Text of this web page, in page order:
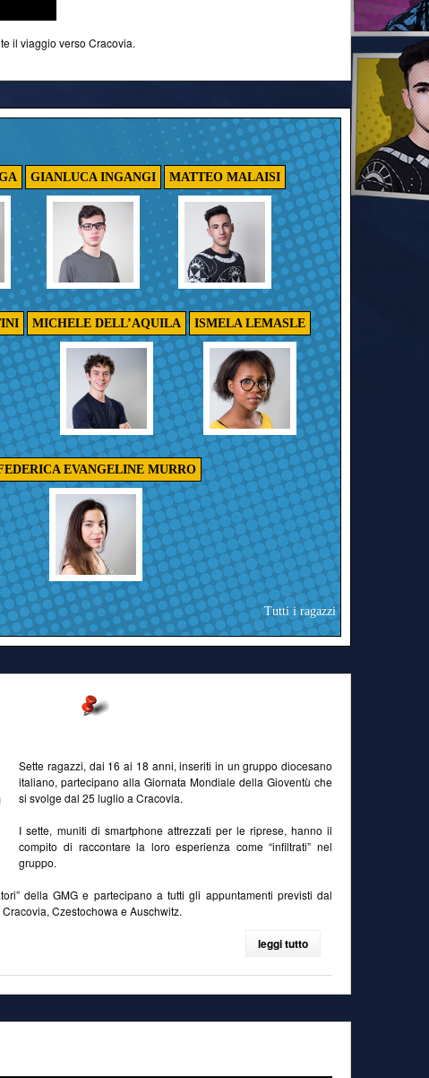
il viaggio verso Cracovia.
GIANLUCA INGANGI MATTEO MALAISI
MICHELE DELL’AQUILA ISMELA LEMASLE
EVANGELINE MURRO
Tutti i ragazzi
Sette ragazzi, dai 16 ai 18 anni, inseriti in un gruppo diocesano
italiano, partecipano alla Giornata Mondiale della Gioventù che
si svolge dal 25 luglio a Cracovia.
I sette, muniti di smartphone attrezzati per le riprese, hanno il
compito di raccontare la loro esperienza come “infiltrati” nel
gruppo.
della GMG e partecipano a tutti gli appuntamenti previsti dal
Czestochowa e Auschwitz.
leggi tutto